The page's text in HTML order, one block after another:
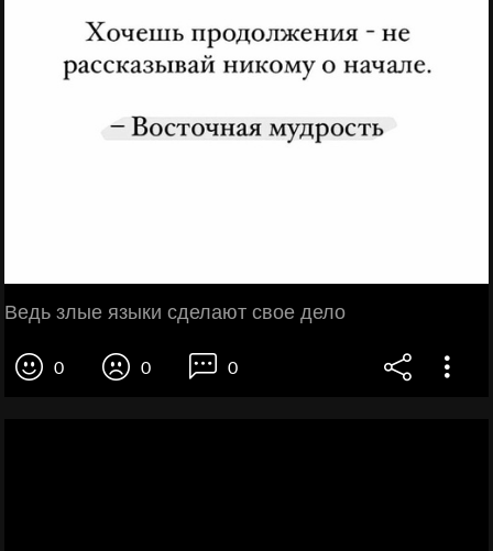
Ведь злые языки сделают свое дело
0 0 0